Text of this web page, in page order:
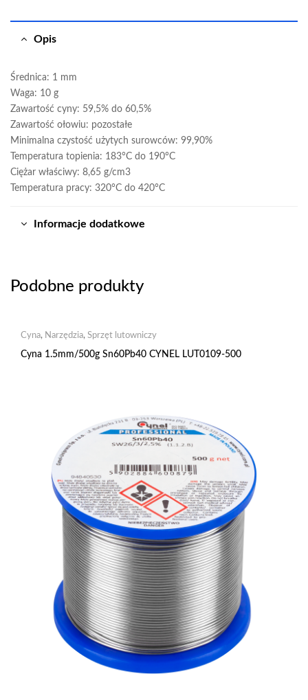
Opis
Średnica: 1 mm
Waga: 10 g
Zawartość cyny: 59,5% do 60,5%
Zawartość ołowiu: pozostałe
Minimalna czystość użytych surowców: 99,90%
Temperatura topienia: 183°C do 190°C
Ciężar właściwy: 8,65 g/cm3
Temperatura pracy: 320°C do 420°C
Informacje dodatkowe
Podobne produkty
Cyna, Narzędzia, Sprzęt lutowniczy
Cyna 1.5mm/500g Sn60Pb40 CYNEL LUT0109-500